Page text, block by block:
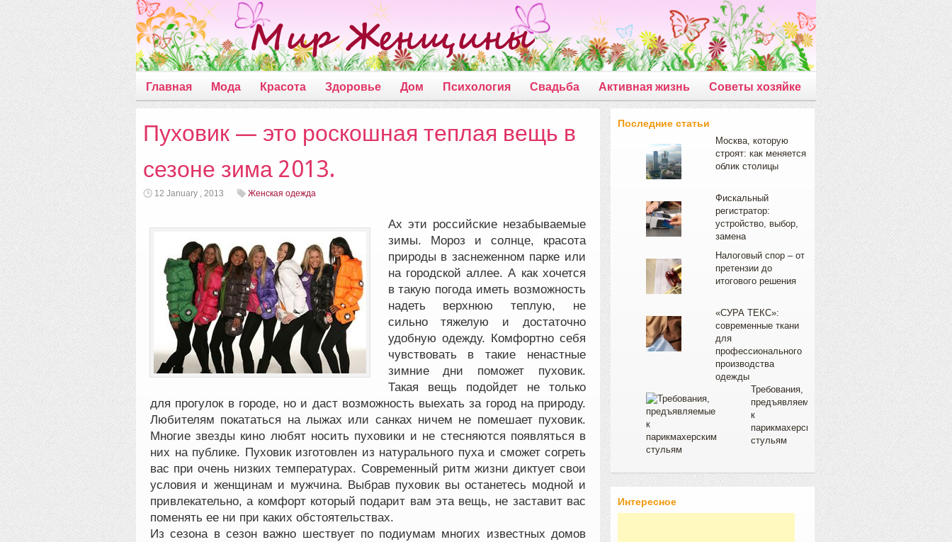
Главная Мода Красота Здоровье Дом Психология Свадьба Активная жизнь Советы хозяйке
Пуховик — это роскошная теплая вещь в
сезоне зима 2013.
12 January , 2013 Женская одежда
Ах эти российские незабываемые
зимы. Мороз и солнце, красота
природы в заснеженном парке или
на городской аллее. А как хочется
в такую погода иметь возможность
надеть верхнюю теплую, не
сильно тяжелую и достаточно
удобную одежду. Комфортно себя
чувствовать в такие ненастные
зимние дни поможет пуховик.
Такая вещь подойдет не только
для прогулок в городе, но и даст возможность выехать за город на природу.
Любителям покататься на лыжах или санках ничем не помешает пуховик.
Многие звезды кино любят носить пуховики и не стесняются появляться в
них на публике. Пуховик изготовлен из натурального пуха и сможет согреть
вас при очень низких температурах. Современный ритм жизни диктует свои
условия и женщинам и мужчина. Выбрав пуховик вы останетесь модной и
привлекательно, а комфорт который подарит вам эта вещь, не заставит вас
поменять ее ни при каких обстоятельствах.
Из сезона в сезон важно шествует по подиумам многих известных домов
Последние статьи
Москва, которую
строят: как меняется
облик столицы
Фискальный
регистратор:
устройство, выбор,
замена
Налоговый спор – от
претензии до
итогового решения
«СУРА ТЕКС»:
современные ткани
для
профессионального
производства
одежды
Требования,
предъявляемые
к
парикмахерским
стульям
Интересное